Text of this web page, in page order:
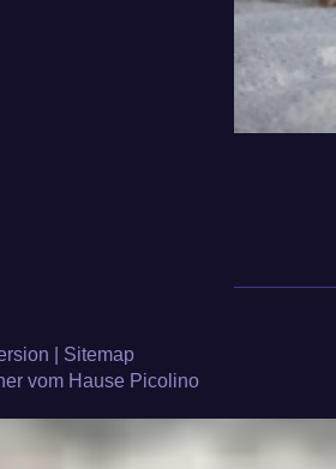
Sitemap
vom Hause Picolino